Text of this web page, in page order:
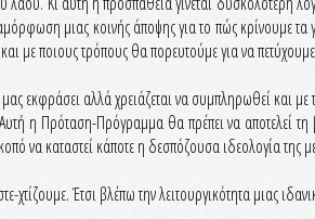
μιας κοινής άποψης για το πώς κρίνουμε τα
με ποιους τρόπους θα πορευτούμε για να
εκφράσει αλλά χρειάζεται να συμπληρωθεί
η Πρόταση-Πρόγραμμα θα πρέπει να αποτελεί
να καταστεί κάποτε η δεσπόζουσα ιδεολογία της
Έτσι βλέπω την λειτουργικότητα μιας